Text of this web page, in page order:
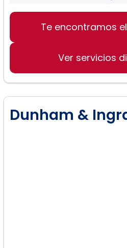
Derecho de familia
Divorcio
División de bienes
Te encontramos
Ver servicios
Dunham &